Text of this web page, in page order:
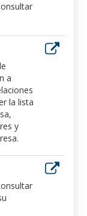
a
la lista
y